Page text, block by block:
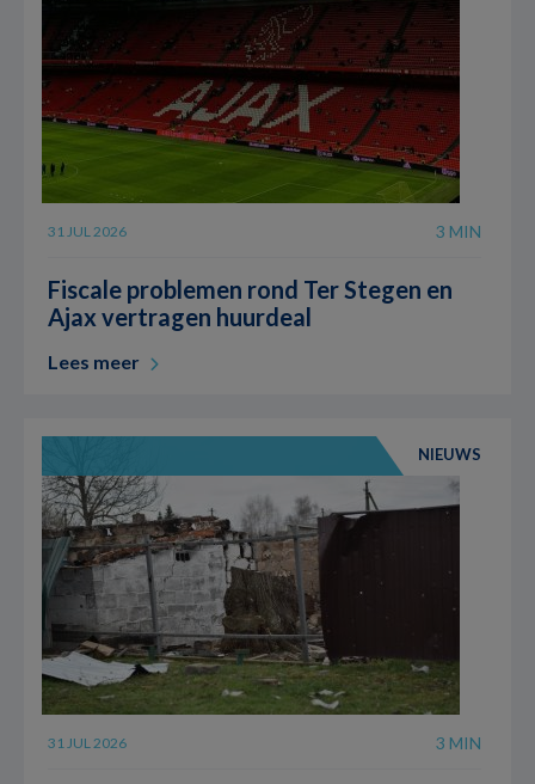
31 JUL 2026 3 MIN
Fiscale problemen rond Ter Stegen en
Ajax vertragen huurdeal
Lees meer
NIEUWS
31 JUL 2026 3 MIN